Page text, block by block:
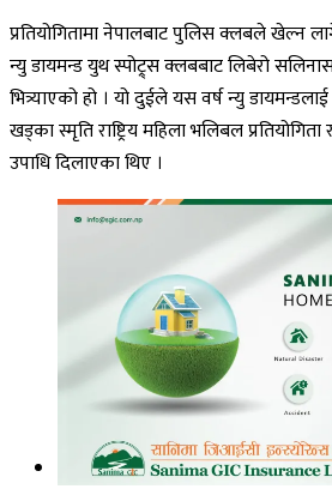
प्रतियोगितामा नेपालबाट पुलिस क्लबले खेल्न
न्यु डायमन्ड युथ स्पोट्र्स क्लबबाट लिबेरो
भित्र्याएको हो । यो दुईले यस वर्ष न्यु
खड्का स्मृति राष्ट्रिय महिला भलिबल
उपाधि दिलाएका थिए ।